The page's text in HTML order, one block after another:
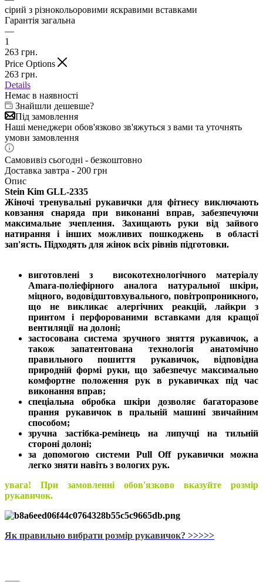
сірий з різнокольоровими яскравими вставками
Гарантія загальна
—
1
263 грн.
Price Options
263 грн.
Details
Немає в наявності
Знайшли дешевше?
Під замовлення
Наші менеджери обов'язково зв'яжуться з вами та уточнять
умови замовлення
Самовивіз сьогодні - безкоштовно
Доставка завтра - 200 грн
Опис
Stein Kim GLL-2335
Жіночі тренувальні рукавички для фітнесу виключають
ковзання снаряда при виконанні вправ, забезпечуючи
максимальне зчеплення. Захищають руки від зайвого
натирання і інших можливих пошкоджень в області
зап'ясть. Підходять для жінок всіх рівнів підготовки.
виготовлені з високотехнологічного матеріалу
Amara-поліефірного аналога натуральної шкіри,
міцного, водовідштовхувального, повітропроникного,
що не викликає алергічних реакцій, лайкри з
принтом і перфорованими вставками для кращої
вентиляції на долоні;
застосована система зручного зняття рукавичок, а
також запатентована технологія анатомічно
правильного пошиття рукавичок, відповідна
природній формі руки, що забезпечує максимально
комфортне положення рук в рукавичках під час
виконання вправ;
спеціальна обробка шкіри дозволяє багаторазове
прання рукавичок в пральній машині звичайним
способом;
зручна застібка-ремінець на липучці на тильній
стороні долоні;
за допомогою системи Pull Off рукавички можна
легко зняти навіть з вологих рук.
увага! При замовленні обов'язково вказуйте розмір
рукавичок.
Як правильно вибрати розмір рукавичок? >>>>>